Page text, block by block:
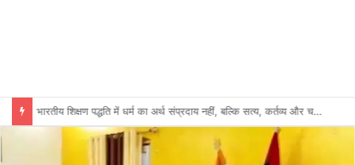
भारतीय शिक्षण पद्धति में धर्म का अर्थ संप्रदाय नहीं, बल्कि सत्य, कर्तव्य और चरित्र निर्माण है: विजय प्रकाश